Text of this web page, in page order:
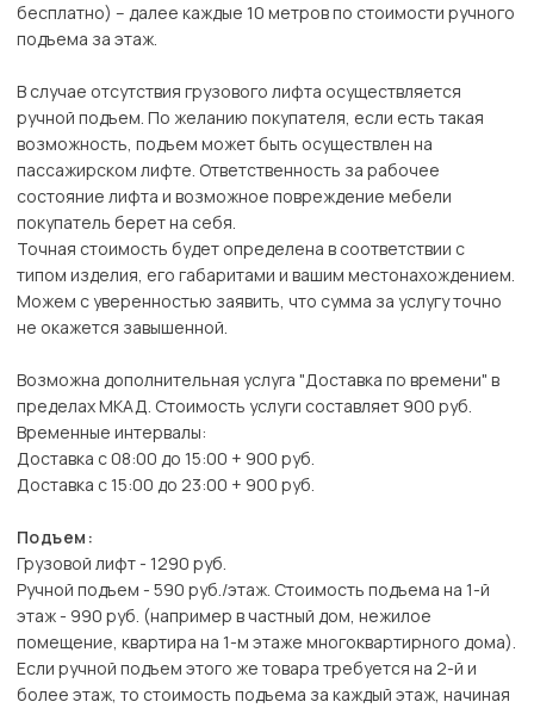
бесплатно) – далее каждые 10 метров по стоимости ручного
подъема за этаж.
В случае отсутствия грузового лифта осуществляется
ручной подъем. По желанию покупателя, если есть такая
возможность, подъем может быть осуществлен на
пассажирском лифте. Ответственность за рабочее
состояние лифта и возможное повреждение мебели
покупатель берет на себя.
Точная стоимость будет определена в соответствии с
типом изделия, его габаритами и вашим местонахождением.
Можем с уверенностью заявить, что сумма за услугу точно
не окажется завышенной.
Возможна дополнительная услуга "Доставка по времени" в
пределах МКАД. Стоимость услуги составляет 900 руб.
Временные интервалы:
Доставка с 08:00 до 15:00 + 900 руб.
Доставка с 15:00 до 23:00 + 900 руб.
Подъем:
Грузовой лифт - 1290 руб.
Ручной подъем - 590 руб./этаж. Стоимость подъема на 1-й
этаж - 990 руб. (например в частный дом, нежилое
помещение, квартира на 1-м этаже многоквартирного дома).
Если ручной подъем этого же товара требуется на 2-й и
более этаж, то стоимость подъема за каждый этаж, начиная